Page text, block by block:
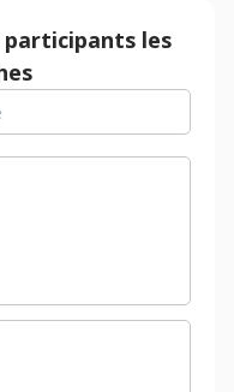
participants les